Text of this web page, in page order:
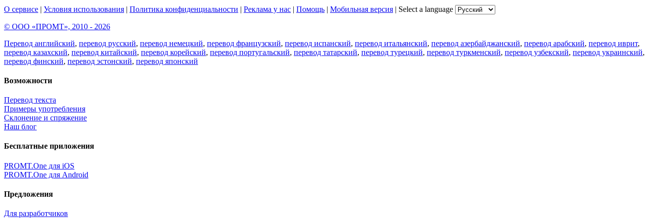
О сервисе | Условия использования | Политика конфиденциальности | Реклама у нас | Помощь | Мобильная версия | Select a language
© ООО «ПРОМТ», 2010 - 2026
Перевод английский, перевод русский, перевод немецкий, перевод французский, перевод испанский, перевод итальянский, перевод азербайджанский, перевод арабский, перевод иврит,
перевод казахский, перевод китайский, перевод корейский, перевод португальский, перевод татарский, перевод турецкий, перевод туркменский, перевод узбекский, перевод украинский,
перевод финский, перевод эстонский, перевод японский
Возможности
Перевод текста
Примеры употребления
Склонение и спряжение
Наш блог
Бесплатные приложения
PROMT.One для iOS
PROMT.One для Android
Предложения
Для разработчиков